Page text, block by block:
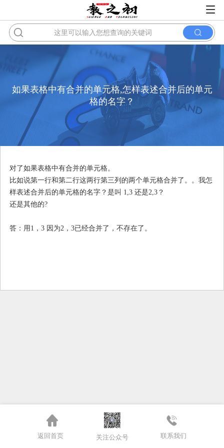
如果表格中有合并的单元格,怎样表述合并后的单元
格的名字？
对了如果表格中有合并的单元格。
比如说第一行和第二行这两行第三列的两个单元格合并了。。我怎
样表述合并后的单元格的名字？是叫 1,3 还是2,3？
还是其他的?
答：用1，3 因为2，3已经合并了，不存在了。
返回首页 关注公众号 联系我们